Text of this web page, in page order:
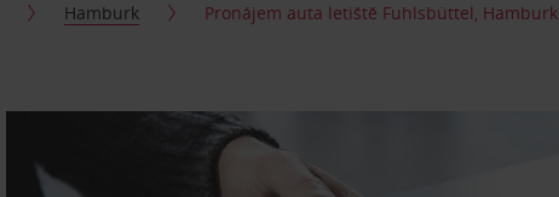
Hamburk Pronájem auta letiště Fuhlsbüttel, Hamburk